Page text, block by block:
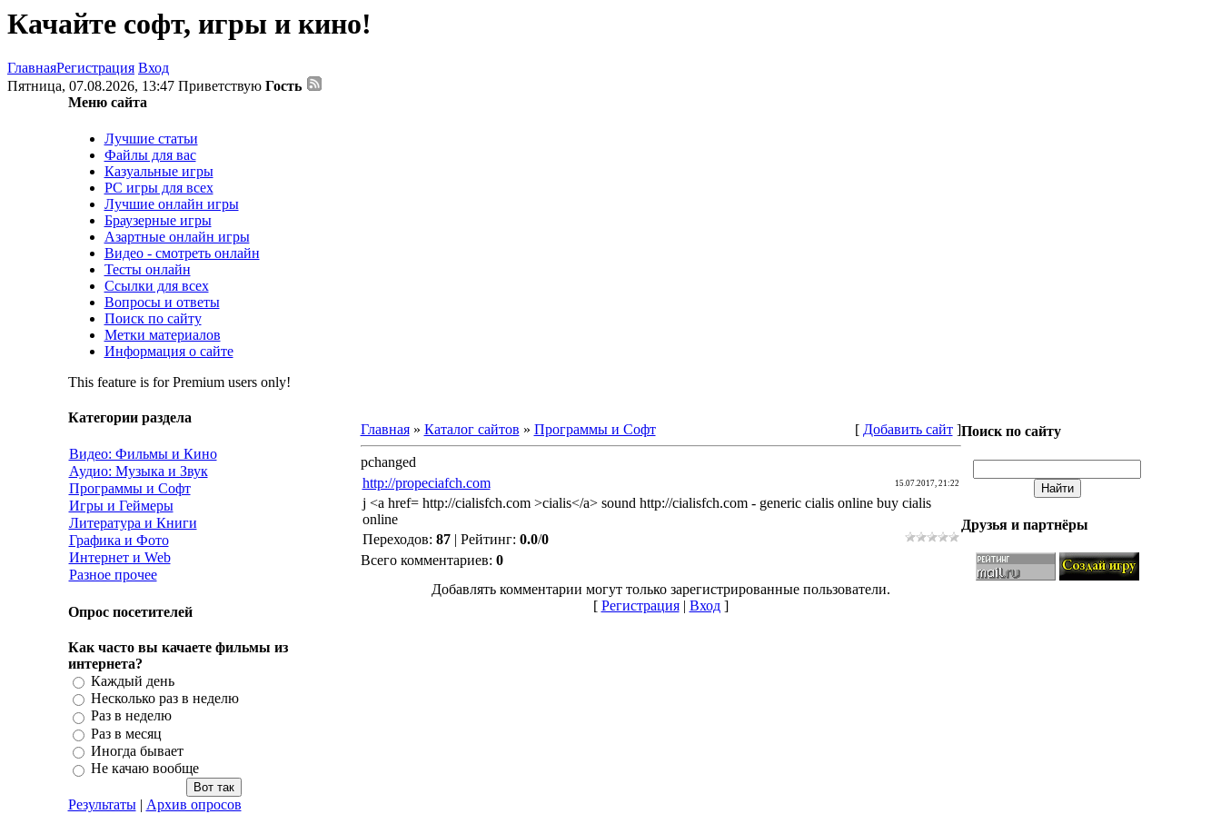
Качайте софт, игры и кино!
ГлавнаяРегистрация Вход
Пятница, 07.08.2026, 13:47 Приветствую Гость
Меню сайта
Лучшие статьи
Файлы для вас
Казуальные игры
PC игры для всех
Лучшие онлайн игры
Браузерные игры
Азартные онлайн игры
Видео - смотреть онлайн
Тесты онлайн
Ссылки для всех
Вопросы и ответы
Поиск по сайту
Метки материалов
Информация о сайте
This feature is for Premium users only!
Категории раздела
Видео: Фильмы и Кино
Аудио: Музыка и Звук
Программы и Софт
Игры и Геймеры
Литература и Книги
Графика и Фото
Интернет и Web
Разное прочее
Опрос посетителей
Как часто вы качаете фильмы из
интернета?
Каждый день
Несколько раз в неделю
Раз в неделю
Раз в месяц
Иногда бывает
Не качаю вообще
Результаты| Архив опросов
Главная» Каталог сайтов » Программы и Софт [ Добавить сайт]
pchanged
http://propeciafch.com
15.07.2017, 21:22
j <a href= http://cialisfch.com >cialis</a> sound http://cialisfch.com - generic cialis online buy cialis
online
Переходов: 87| Рейтинг: 0.0/0
Всего комментариев: 0
Добавлять комментарии могут только зарегистрированные пользователи.
[ Регистрация| Вход]
Поиск по сайту
Друзья и партнёры